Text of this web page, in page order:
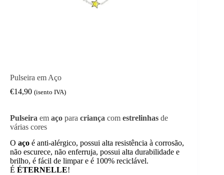
Pulseira em Aço
€14,90 (isento IVA)
Pulseira em aço para criança com estrelinhas de
várias cores
O aço é anti-alérgico, possui alta resistência à corrosão,
não escurece, não enferruja, possui alta durabilidade e
brilho, é fácil de limpar e é 100% reciclável.
É ÉTERNELLE!